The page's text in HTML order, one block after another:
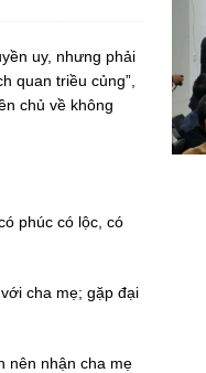
uy, nhưng phải
quan triều củng”,
chủ về không
phúc có lộc, có
cha mẹ; gặp đại
nên nhận cha mẹ